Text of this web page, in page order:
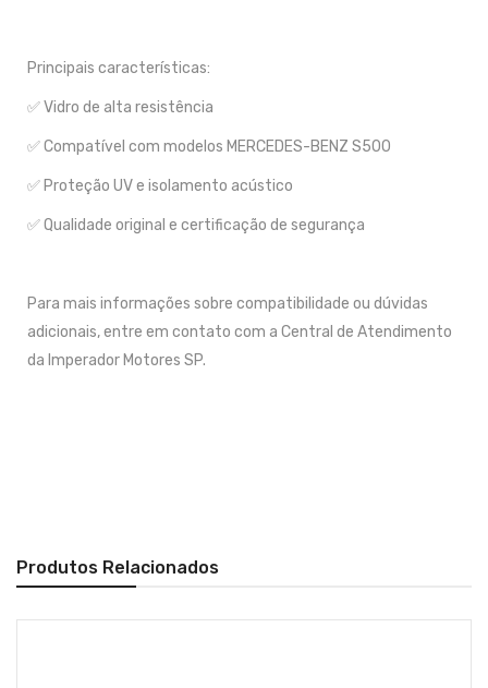
Principais características:
✅ Vidro de alta resistência
✅ Compatível com modelos MERCEDES-BENZ S500
✅ Proteção UV e isolamento acústico
✅ Qualidade original e certificação de segurança
Para mais informações sobre compatibilidade ou dúvidas
adicionais, entre em contato com a Central de Atendimento
da Imperador Motores SP.
Produtos Relacionados